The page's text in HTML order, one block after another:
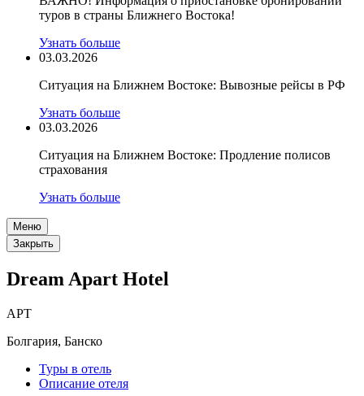
туров в страны Ближнего Востока!
Узнать больше
03.03.2026
Ситуация на Ближнем Востоке: Вывозные рейсы в РФ
Узнать больше
03.03.2026
Ситуация на Ближнем Востоке: Продление полисов
страхования
Узнать больше
Меню
Закрыть
Dream Apart Hotel
APT
Болгария, Банско
Туры в отель
Описание отеля